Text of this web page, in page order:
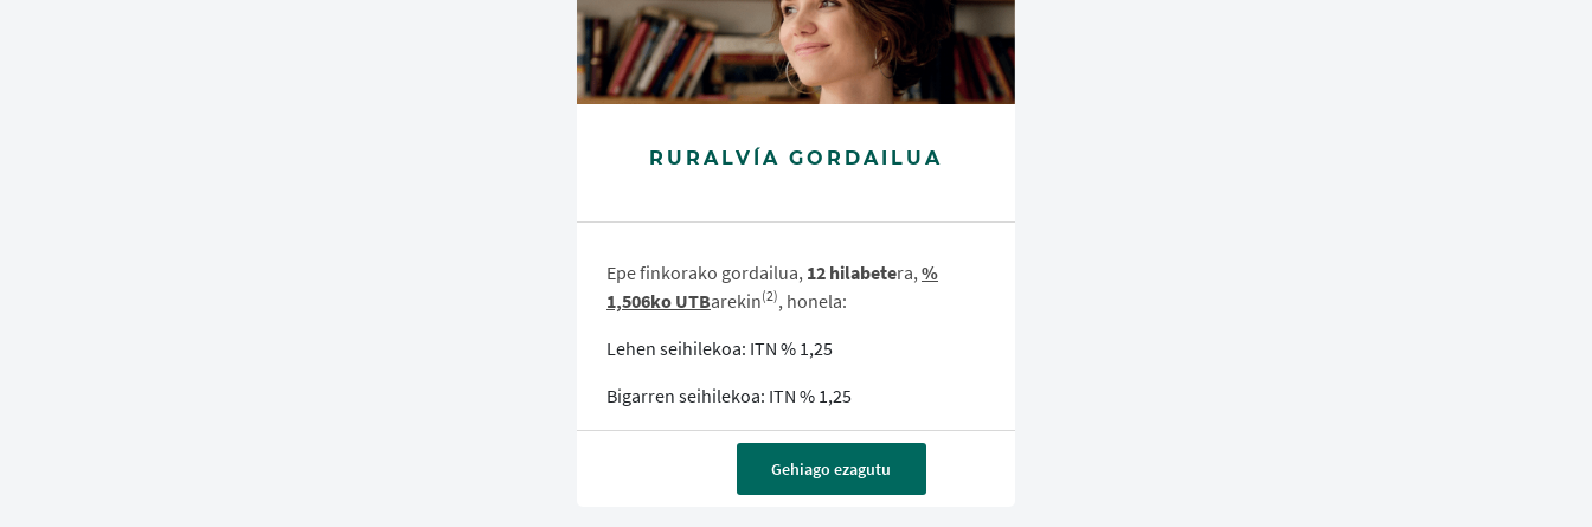
RURALVÍA GORDAILUA
Epe finkorako gordailua, 12 hilabetera,%
1,506ko UTBarekin(2), honela:
Lehen seihilekoa: ITN % 1,25
Bigarren seihilekoa: ITN % 1,25
Gehiago ezagutu